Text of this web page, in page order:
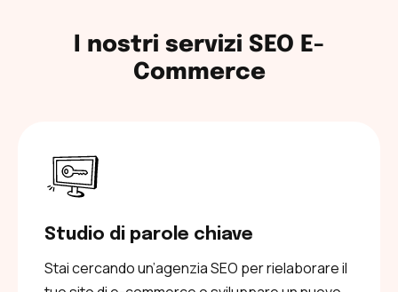
I nostri servizi SEO E-
Commerce
Studio di parole chiave
Stai cercando un’agenzia SEO per rielaborare il